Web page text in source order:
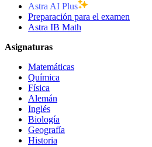
Astra AI Plus
Preparación para el examen
Astra IB Math
Asignaturas
Matemáticas
Química
Física
Alemán
Inglés
Biología
Geografía
Historia